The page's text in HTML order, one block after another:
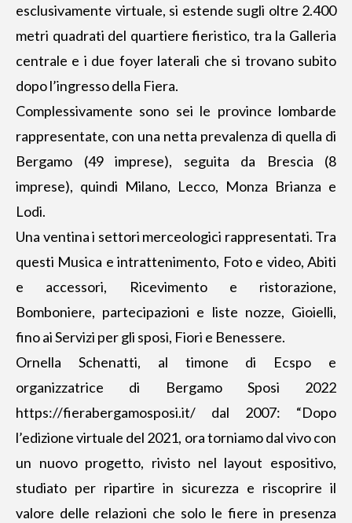
esclusivamente virtuale, si estende sugli oltre 2.400
metri quadrati del quartiere fieristico, tra la Galleria
centrale e i due foyer laterali che si trovano subito
dopo l’ingresso della Fiera.
Complessivamente sono sei le province lombarde
rappresentate, con una netta prevalenza di quella di
Bergamo (49 imprese), seguita da Brescia (8
imprese), quindi Milano, Lecco, Monza Brianza e
Lodi.
Una ventina i settori merceologici rappresentati. Tra
questi Musica e intrattenimento, Foto e video, Abiti
e accessori, Ricevimento e ristorazione,
Bomboniere, partecipazioni e liste nozze, Gioielli,
fino ai Servizi per gli sposi, Fiori e Benessere.
Ornella Schenatti, al timone di Ecspo e
organizzatrice di Bergamo Sposi 2022
https://fierabergamosposi.it/ dal 2007: “Dopo
l’edizione virtuale del 2021, ora torniamo dal vivo con
un nuovo progetto, rivisto nel layout espositivo,
studiato per ripartire in sicurezza e riscoprire il
valore delle relazioni che solo le fiere in presenza